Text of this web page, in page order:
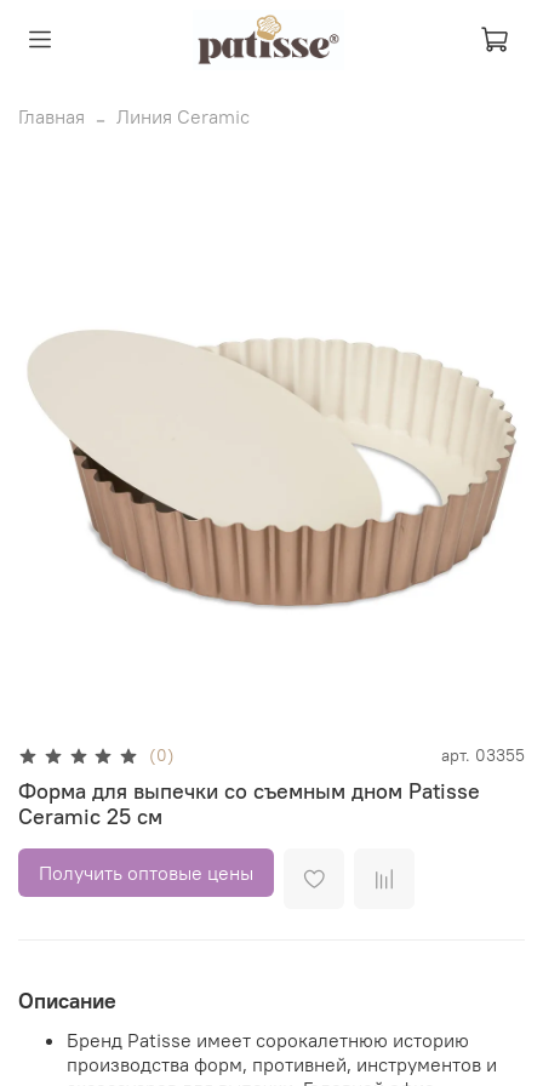
Главная Линия Ceramic
(0) арт. 03355
Форма для выпечки со съемным дном Patisse
Ceramic 25 см
Получить оптовые цены
Описание
Бренд Patisse имеет сорокалетнюю историю
производства форм, противней, инструментов и